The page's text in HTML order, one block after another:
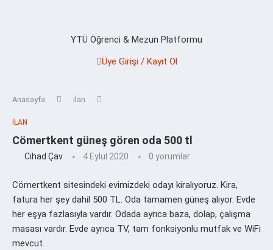
YTÜ Öğrenci & Mezun Platformu
Üye Girişi / Kayıt Ol
Anasayfa İlan
İLAN
Cömertkent güneş gören oda 500 tl
Cihad Çav 4 Eylül 2020 0 yorumlar
Cömertkent sitesindeki evimizdeki odayı kiralıyoruz. Kira,
fatura her şey dahil 500 TL. Oda tamamen güneş alıyor. Evde
her eşya fazlasıyla vardır. Odada ayrıca baza, dolap, çalışma
masası vardır. Evde ayrıca TV, tam fonksiyonlu mutfak ve WiFi
mevcut.